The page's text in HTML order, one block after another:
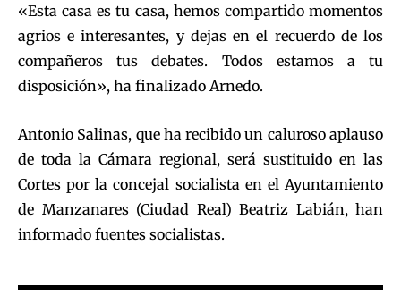
«Esta casa es tu casa, hemos compartido momentos
agrios e interesantes, y dejas en el recuerdo de los
compañeros tus debates. Todos estamos a tu
disposición», ha finalizado Arnedo.
Antonio Salinas, que ha recibido un caluroso aplauso
de toda la Cámara regional, será sustituido en las
Cortes por la concejal socialista en el Ayuntamiento
de Manzanares (Ciudad Real) Beatriz Labián, han
informado fuentes socialistas.